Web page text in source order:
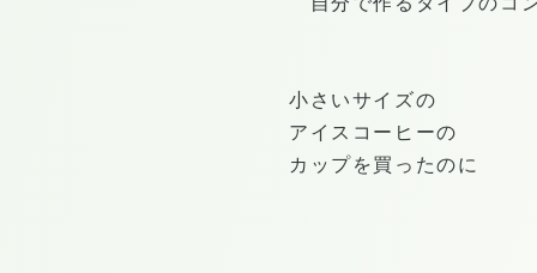
小さいサイズの
アイスコーヒーの
カップを買ったのに